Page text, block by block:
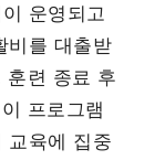
운영되고
비를 대출받
훈련 종료 후
프로그램
교육에 집중